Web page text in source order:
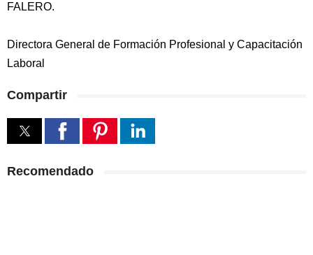
FALERO.
Directora General de Formación Profesional y Capacitación
Laboral
Compartir
Recomendado